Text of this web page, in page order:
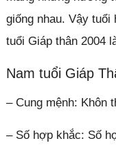
giống nhau. Vậy
tuổi Giáp thân 2004
Nam tuổi Giáp
– Cung mệnh: Khôn
– Số hợp khắc: Số